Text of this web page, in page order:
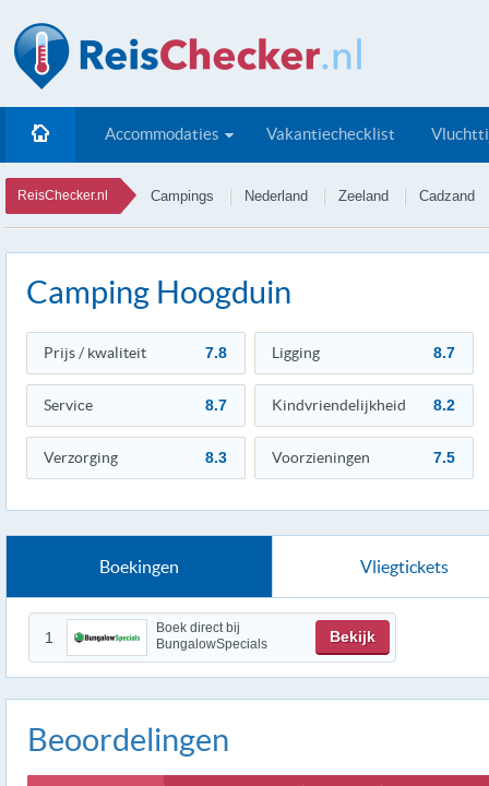
Accommodaties Vakantiechecklist
ReisChecker.nl Campings Nederland Zeeland Cadzand
Camping Hoogduin
Prijs / kwaliteit 7.8 Ligging 8.7
Service 8.7 Kindvriendelijkheid 8.2
Verzorging 8.3 Voorzieningen 7.5
Boekingen Vliegtickets
1
Boek direct bij
BungalowSpecials
Bekijk
Beoordelingen